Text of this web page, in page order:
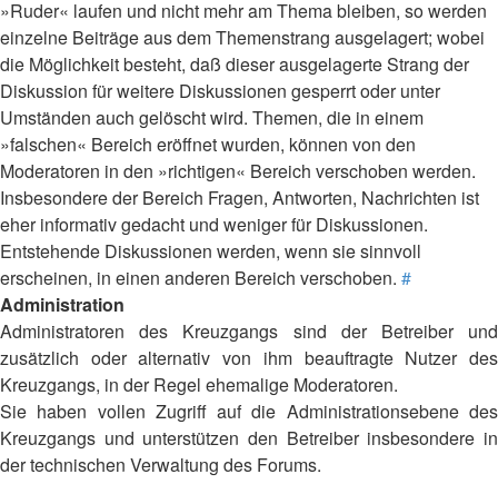
»Ruder« laufen und nicht mehr am Thema bleiben, so werden
einzelne Beiträge aus dem Themenstrang ausgelagert; wobei
die Möglichkeit besteht, daß dieser ausgelagerte Strang der
Diskussion für weitere Diskussionen gesperrt oder unter
Umständen auch gelöscht wird. Themen, die in einem
»falschen« Bereich eröffnet wurden, können von den
Moderatoren in den »richtigen« Bereich verschoben werden.
Insbesondere der Bereich Fragen, Antworten, Nachrichten ist
eher informativ gedacht und weniger für Diskussionen.
Entstehende Diskussionen werden, wenn sie sinnvoll
erscheinen, in einen anderen Bereich verschoben. #
Administration
Administratoren des Kreuzgangs sind der Betreiber und
zusätzlich oder alternativ von ihm beauftragte Nutzer des
Kreuzgangs, in der Regel ehemalige Moderatoren.
Sie haben vollen Zugriff auf die Administrationsebene des
Kreuzgangs und unterstützen den Betreiber insbesondere in
der technischen Verwaltung des Forums.